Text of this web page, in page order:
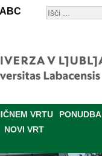
ABC
VRTU PONUDBA
NOVI VRT